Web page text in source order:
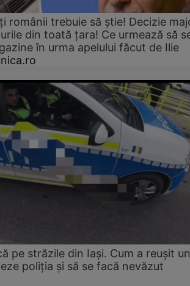
românii trebuie să știe! Decizie
din toată țara! Ce urmează să
în urma apelului făcut de Ilie
pe străzile din Iași. Cum a reușit un
poliția și să se facă nevăzut